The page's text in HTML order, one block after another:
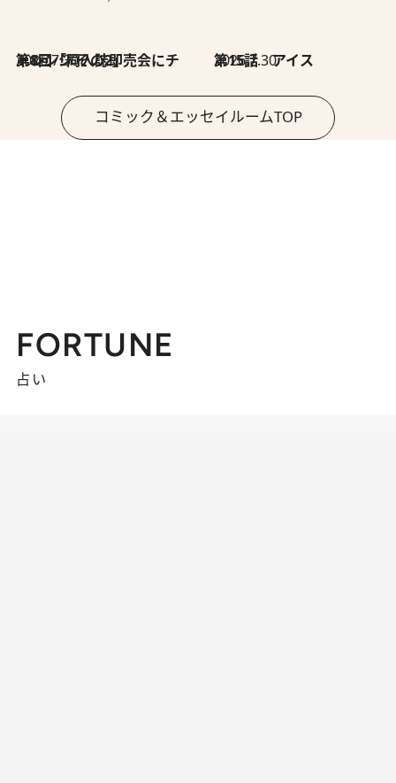
2026.7.30
第8回「同人誌即売会にチャレンジ その2」 2026.7.30
第15話 アイス
コミック＆エッセイルームTOP
FORTUNE
占い